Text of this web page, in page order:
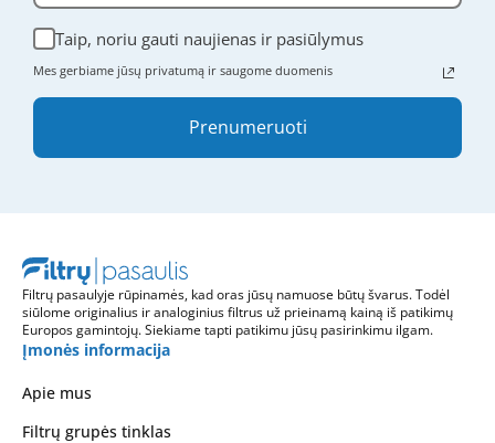
Taip, noriu gauti naujienas ir pasiūlymus
Mes gerbiame jūsų privatumą ir saugome duomenis
Prenumeruoti
Filtrų pasaulyje rūpinamės, kad oras jūsų namuose būtų švarus. Todėl
siūlome originalius ir analoginius filtrus už prieinamą kainą iš patikimų
Europos gamintojų. Siekiame tapti patikimu jūsų pasirinkimu ilgam.
Įmonės informacija
Apie mus
Filtrų grupės tinklas